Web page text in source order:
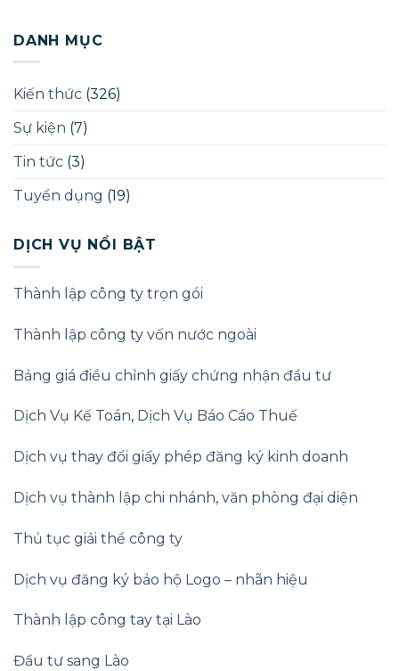
DANH MỤC
Kiến thức (326)
Sự kiện (7)
Tin tức (3)
Tuyển dụng (19)
DỊCH VỤ NỔI BẬT
Thành lập công ty trọn gói
Thành lập công ty vốn nước ngoài
Bảng giá điều chỉnh giấy chứng nhận đầu tư
Dịch Vụ Kế Toán, Dịch Vụ Báo Cáo Thuế
Dịch vụ thay đổi giấy phép đăng ký kinh doanh
Dịch vụ thành lập chi nhánh, văn phòng đại diện
Thủ tục giải thể công ty
Dịch vụ đăng ký bảo hộ Logo – nhãn hiệu
Thành lập công tay tại Lào
Đầu tư sang Lào